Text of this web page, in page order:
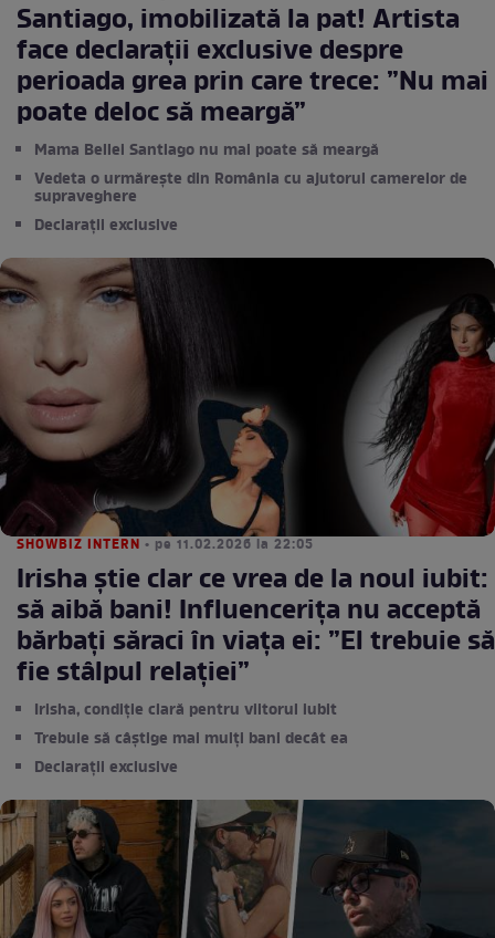
Santiago, imobilizată la pat! Artista
face declarații exclusive despre
perioada grea prin care trece: ”Nu mai
poate deloc să meargă”
Mama Bellei Santiago nu mai poate să meargă
Vedeta o urmărește din România cu ajutorul camerelor de
supraveghere
Declarații exclusive
SHOWBIZ INTERN • pe 11.02.2026 la 22:05
Irisha știe clar ce vrea de la noul iubit:
să aibă bani! Influencerița nu acceptă
bărbați săraci în viața ei: ”El trebuie să
fie stâlpul relației”
Irisha, condiție clară pentru viitorul iubit
Trebuie să câștige mai mulți bani decât ea
Declarații exclusive